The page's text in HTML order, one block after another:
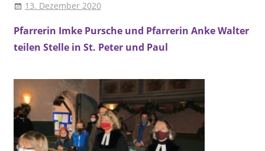
Peter
und
Paul
Erlangen-
Bruck
13. Dezember 2020
Pfarrerin Imke Pursche und Pfarrerin Anke Walter
teilen Stelle in St. Peter und Paul